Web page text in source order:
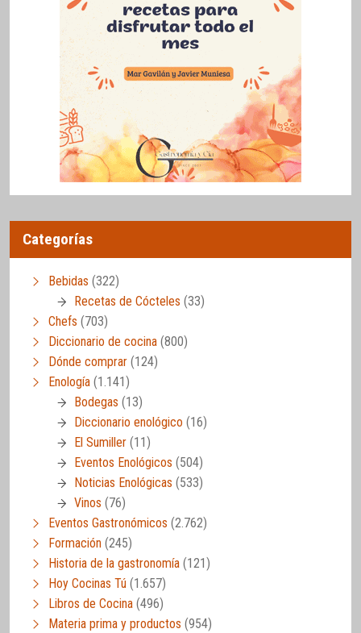
Categorías
Bebidas (322)
Recetas de Cócteles (33)
Chefs (703)
Diccionario de cocina (800)
Dónde comprar (124)
Enología (1.141)
Bodegas (13)
Diccionario enológico (16)
El Sumiller (11)
Eventos Enológicos (504)
Noticias Enológicas (533)
Vinos (76)
Eventos Gastronómicos (2.762)
Formación (245)
Historia de la gastronomía (121)
Hoy Cocinas Tú (1.657)
Libros de Cocina (496)
Materia prima y productos (954)